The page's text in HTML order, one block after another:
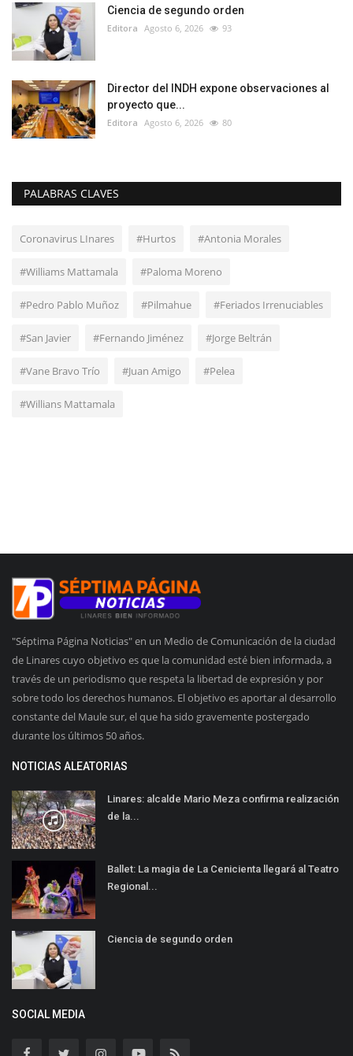
Ciencia de segundo orden
Editora Agosto 6, 2026 93
Director del INDH expone observaciones al
proyecto que...
Editora Agosto 6, 2026 80
PALABRAS CLAVES
Coronavirus LInares #Hurtos #Antonia Morales
#Williams Mattamala #Paloma Moreno
#Pedro Pablo Muñoz #Pilmahue #Feriados Irrenuciables
#San Javier #Fernando Jiménez #Jorge Beltrán
#Vane Bravo Trío #Juan Amigo #Pelea
#Willians Mattamala
"Séptima Página Noticias" en un Medio de Comunicación de la ciudad
de Linares cuyo objetivo es que la comunidad esté bien informada, a
través de un periodismo que respeta la libertad de expresión y por
sobre todo los derechos humanos. El objetivo es aportar al desarrollo
constante del Maule sur, el que ha sido gravemente postergado
durante los últimos 50 años.
NOTICIAS ALEATORIAS
Linares: alcalde Mario Meza confirma realización
de la...
Ballet: La magia de La Cenicienta llegará al Teatro
Regional...
Ciencia de segundo orden
SOCIAL MEDIA